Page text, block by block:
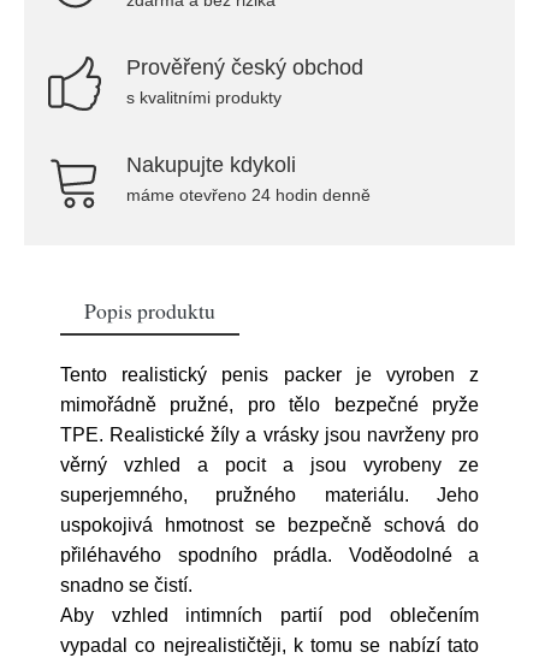
Prověřený český obchod
s kvalitními produkty
Nakupujte kdykoli
máme otevřeno 24 hodin denně
Popis produktu
Tento realistický penis packer je vyroben z
mimořádně pružné, pro tělo bezpečné pryže
TPE. Realistické žíly a vrásky jsou navrženy pro
věrný vzhled a pocit a jsou vyrobeny ze
superjemného, pružného materiálu. Jeho
uspokojivá hmotnost se bezpečně schová do
přiléhavého spodního prádla. Voděodolné a
snadno se čistí.
Aby vzhled intimních partií pod oblečením
vypadal co nejrealističtěji, k tomu se nabízí tato